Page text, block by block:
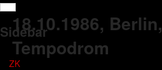
Sidebar
ZK
18.10.1986, Berlin,
Tempodrom